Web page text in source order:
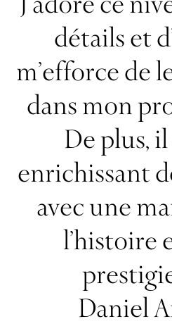
détails et
m’efforce de
dans mon
De plus,
enrichissant
avec une
l’histoire
Daniel